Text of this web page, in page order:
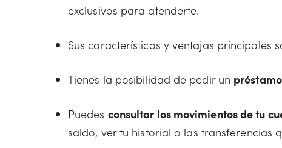
exclusivos para atenderte.
Sus características y ventajas principales
Tienes la posibilidad de pedir un
Puedes consultar los movimientos de tu
saldo, ver tu historial o las transferencias